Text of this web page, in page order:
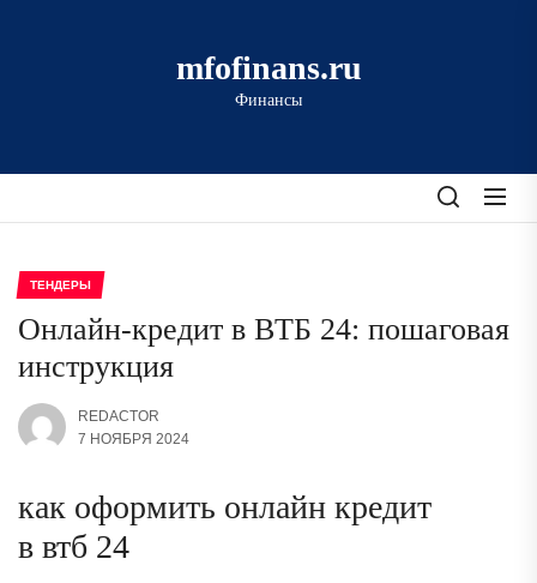
mfofinans.ru
Финансы
ТЕНДЕРЫ
Онлайн-кредит в ВТБ 24: пошаговая
инструкция
REDACTOR
7 НОЯБРЯ 2024
как оформить онлайн кредит
в втб 24